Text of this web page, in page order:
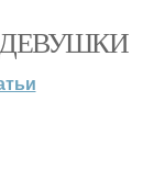
ДЕВУШКИ